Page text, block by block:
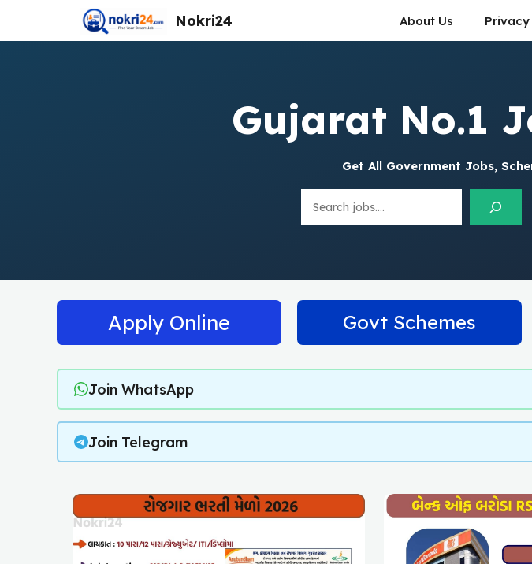
content
Nokri24 About Us
Gujarat No.1
Get All Government Jobs,
Apply Online Govt Schemes
Join WhatsApp
Join Telegram